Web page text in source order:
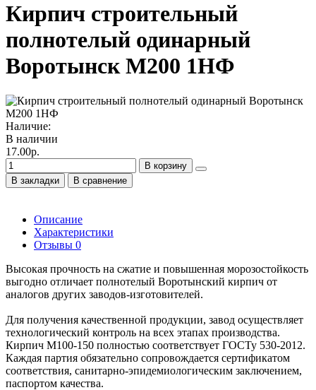
Кирпич строительный
полнотелый одинарный
Воротынск М200 1НФ
Наличие:
В наличии
17.00р.
В корзину
В закладки
В сравнение
Описание
Характеристики
Отзывы 0
Высокая прочность на сжатие и повышенная морозостойкость
выгодно отличает полнотелый Воротынский кирпич от
аналогов других заводов-изготовителей.
Для получения качественной продукции, завод осуществляет
технологический контроль на всех этапах производства.
Кирпич М100-150 полностью соответствует ГОСТу 530-2012.
Каждая партия обязательно сопровождается сертификатом
соответствия, санитарно-эпидемиологическим заключением,
паспортом качества.